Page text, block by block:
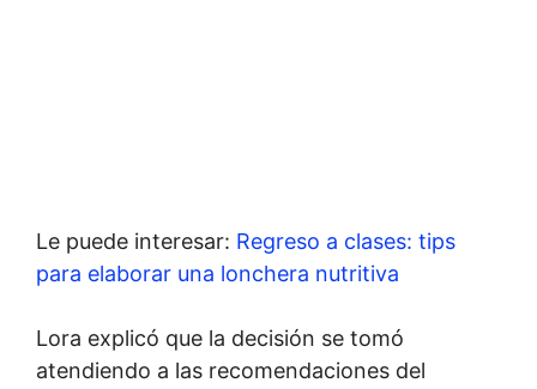
Le puede interesar: Regreso a clases: tips
para elaborar una lonchera nutritiva
Lora explicó que la decisión se tomó
atendiendo a las recomendaciones del